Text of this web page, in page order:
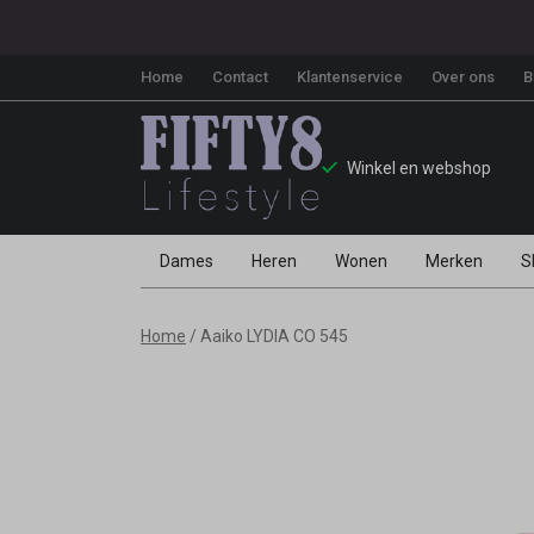
Home Contact Klantenservice Over ons
Winkel en webshop
Dames Heren Wonen Merken
AaikoHome Aaiko LYDIA CO 545